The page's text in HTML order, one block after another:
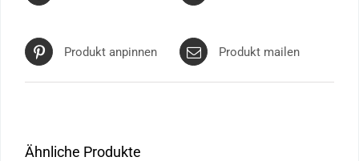
Produkt anpinnen Produkt mailen
Ähnliche Produkte